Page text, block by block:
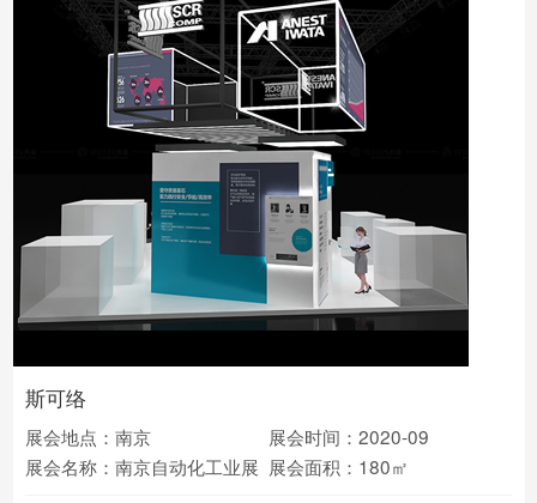
斯可络
展会地点：南京
展会时间：2020-09
展会名称：南京自动化工业展 展会面积：180㎡